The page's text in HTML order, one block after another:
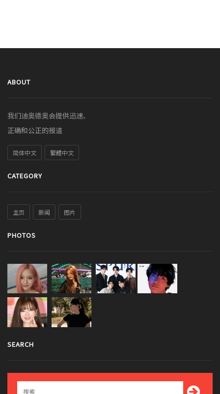
ABOUT
我们迪奥德奥会提供迅速、
正确和公正的报道
简体中文 繁體中文
CATEGORY
主页 新闻 图片
PHOTOS
SEARCH